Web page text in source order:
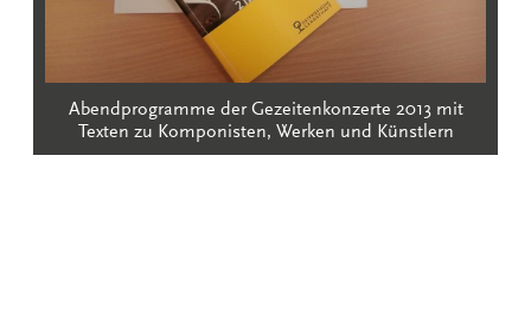
Abendprogramme der Gezeitenkonzerte 2013 mit
Texten zu Komponisten, Werken und Künstlern